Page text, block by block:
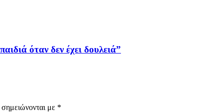
όταν δεν έχει δουλειά”
με *